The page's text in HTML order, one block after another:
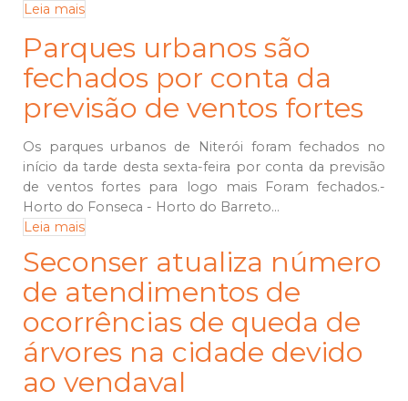
Leia mais
Parques urbanos são
fechados por conta da
previsão de ventos fortes
Os parques urbanos de Niterói foram fechados no
início da tarde desta sexta-feira por conta da previsão
de ventos fortes para logo mais Foram fechados.-
⁠Horto do Fonseca - ⁠Horto do Barreto...
Leia mais
Seconser atualiza número
de atendimentos de
ocorrências de queda de
árvores na cidade devido
ao vendaval